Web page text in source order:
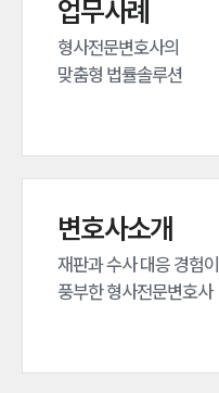
업무사례
형사전문변호사의
맞춤형 법률솔루션
변호사소개
재판과 수사 대응 경험이
풍부한 형사전문변호사